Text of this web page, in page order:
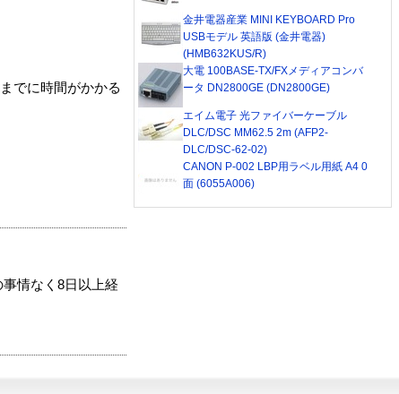
でに時間がかかる
情なく8日以上経
金井電器産業 MINI KEYBOARD Pro
USBモデル 英語版 (金井電器)
(HMB632KUS/R)
大電 100BASE-TX/FXメディアコンバ
ータ DN2800GE (DN2800GE)
エイム電子 光ファイバーケーブル
DLC/DSC MM62.5 2m (AFP2-
DLC/DSC-62-02)
CANON P-002 LBP用ラベル用紙 A4 0
面 (6055A006)